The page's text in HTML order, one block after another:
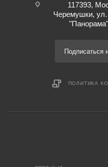
117393,
Черемушки,
Подписаться
ПОЛИТИКА